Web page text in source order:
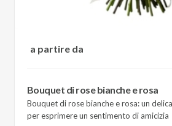
a partire da
Bouquet di rose bianche e rosa
Bouquet di rose bianche e rosa: un
per esprimere un sentimento di amicizia